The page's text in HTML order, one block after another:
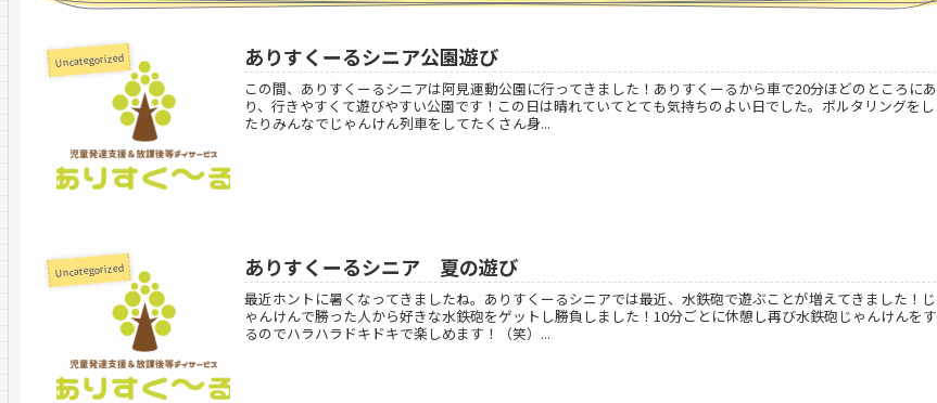
Uncategorized ありすくーるシニア公園遊び
この間、ありすくーるシニアは阿見運動公園に行ってきました！ありすくーるから車で20分ほどのところにあ
り、行きやすくて遊びやすい公園です！この日は晴れていてとても気持ちのよい日でした。ボルタリングをし
たりみんなでじゃんけん列車をしてたくさん身...
Uncategorized ありすくーるシニア 夏の遊び
最近ホントに暑くなってきましたね。ありすくーるシニアでは最近、水鉄砲で遊ぶことが増えてきました！じ
ゃんけんで勝った人から好きな水鉄砲をゲットし勝負しました！10分ごとに休憩し再び水鉄砲じゃんけんをす
るのでハラハラドキドキで楽しめます！（笑）...